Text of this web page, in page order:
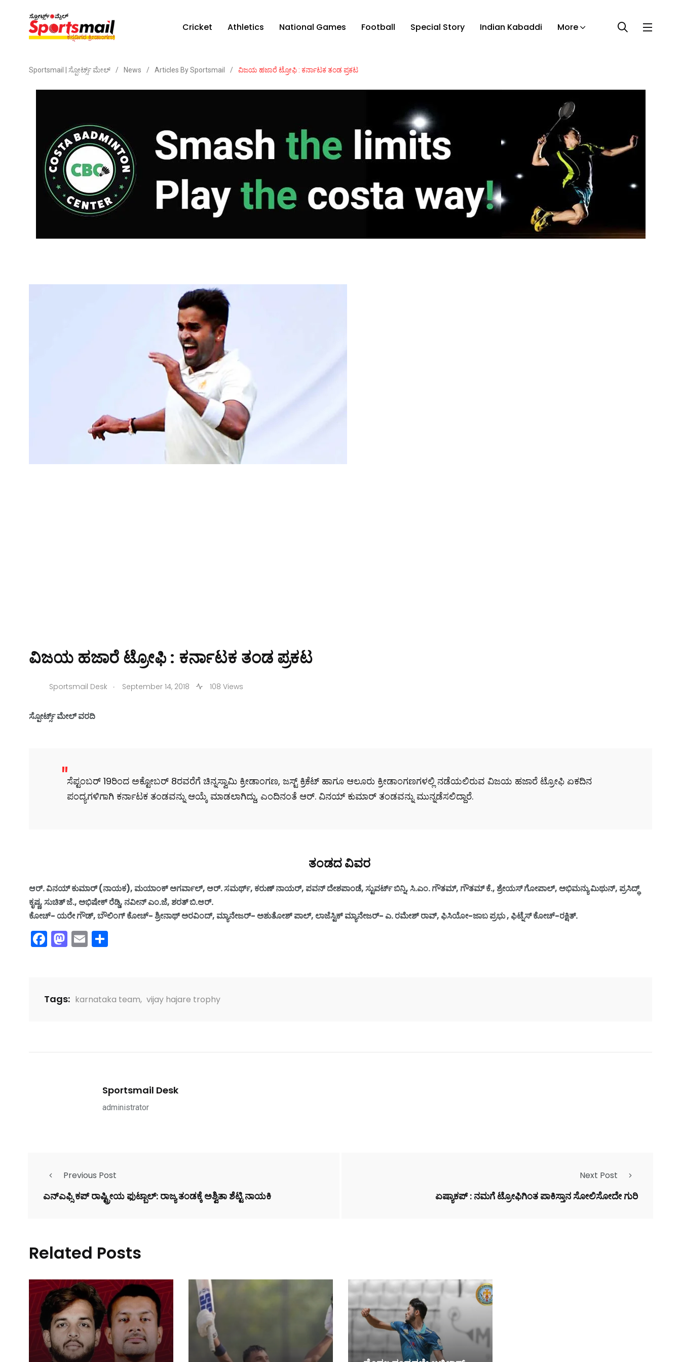
Cricket Athletics National Games Football Special Story Indian Kabaddi More
Sportsmail | ಸ್ಪೋರ್ಟ್ಸ್ ಮೇಲ್ / News / Articles By Sportsmail / ವಿಜಯ ಹಜಾರೆ ಟ್ರೋಫಿ : ಕರ್ನಾಟಕ ತಂಡ ಪ್ರಕಟ
ವಿಜಯ ಹಜಾರೆ ಟ್ರೋಫಿ : ಕರ್ನಾಟಕ ತಂಡ ಪ್ರಕಟ
Sportsmail Desk . September 14, 2018 108 Views
ಸ್ಪೋರ್ಟ್ಸ್ ಮೇಲ್ ವರದಿ
ಸೆಪ್ಟಂಬರ್‌ 19ರಿಂದ ಅಕ್ಟೋಬರ್ 8ರವರೆಗೆ ಚಿನ್ನಸ್ವಾಮಿ ಕ್ರೀಡಾಂಗಣ, ಜಸ್ಟ್ ಕ್ರಿಕೆಟ್ ಹಾಗೂ ಆಲೂರು ಕ್ರೀಡಾಂಗಣಗಳಲ್ಲಿ ನಡೆಯಲಿರುವ ವಿಜಯ ಹಜಾರೆ ಟ್ರೋಫಿ ಏಕದಿನ
ಪಂದ್ಯಗಳಿಗಾಗಿ ಕರ್ನಾಟಕ ತಂಡವನ್ನು ಆಯ್ಕೆ ಮಾಡಲಾಗಿದ್ದು, ಎಂದಿನಂತೆ ಆರ್. ವಿನಯ್ ಕುಮಾರ್ ತಂಡವನ್ನು ಮುನ್ನಡೆಸಲಿದ್ದಾರೆ.
ತಂಡದ ವಿವರ
ಆರ್. ವಿನಯ್ ಕುಮಾರ್ (ನಾಯಕ), ಮಯಾಂಕ್ ಅಗರ್ವಾಲ್, ಆರ್. ಸಮರ್ಥ್, ಕರುಣ್ ನಾಯರ್, ಪವನ್ ದೇಶಪಾಂಡೆ, ಸ್ಟುವರ್ಟ್ ಬಿನ್ನಿ, ಸಿ.ಎಂ. ಗೌತಮ್, ಗೌತಮ್ ಕೆ., ಶ್ರೇಯಸ್ ಗೋಪಾಲ್, ಅಭಿಮನ್ಯು ಮಿಥುನ್, ಪ್ರಸಿದ್ಧ್
ಕೃಷ್ಣ, ಸುಚಿತ್ ಜೆ., ಅಭಿಷೇಕ್ ರೆಡ್ಡಿ, ನವೀನ್ ಎಂ.ಜೆ, ಶರತ್ ಬಿ.ಆರ್.
ಕೋಚ್- ಯರೇ ಗೌಡ್, ಬೌಲಿಂಗ್ ಕೋಚ್- ಶ್ರೀನಾಥ್ ಅರವಿಂದ್, ಮ್ಯಾನೇಜರ್- ಅಶುತೋಶ್ ಪಾಲ್, ಲಾಜೆಸ್ಟಿಕ್ ಮ್ಯಾನೇಜರ್- ಎ. ರಮೇಶ್ ರಾವ್, ಫಿಸಿಯೋ-ಜಾಬ ಪ್ರಭು , ಫಿಟ್ನೆಸ್ ಕೋಚ್-ರಕ್ಷಿತ್.
Facebook
Mastodon
Email
Tags: karnataka team, vijay hajare trophy
Sportsmail Desk
administrator
Previous Post
ಎನ್‌ಎಫ್ಸಿ ಕಪ್ ರಾಷ್ಟ್ರೀಯ ಫುಟ್ಬಾಲ್: ರಾಜ್ಯ ತಂಡಕ್ಕೆ ಅಶ್ವಿತಾ ಶೆಟ್ಟಿ ನಾಯಕಿ
Next Post
ಏಷ್ಯಾಕಪ್ : ನಮಗೆ ಟ್ರೋಫಿಗಿಂತ ಪಾಕಿಸ್ತಾನ ಸೋಲಿಸೋದೇ ಗುರಿ
Related Posts